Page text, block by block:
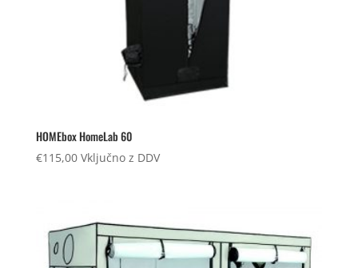
HOMEbox HomeLab 60
€115,00 Vključno z DDV